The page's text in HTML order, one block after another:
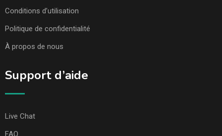
Conditions d’utilisation
Politique de confidentialité
À propos de nous
Support d’aide
Live Chat
FAQ